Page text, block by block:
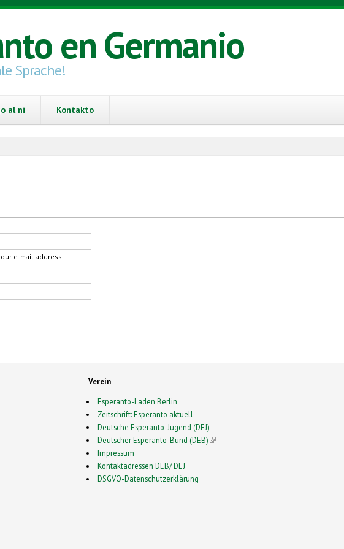
en Germanio
Sprache!
al ni Kontakto
e-mail address.
Verein
Esperanto-Laden Berlin
Zeitschrift: Esperanto aktuell
Deutsche Esperanto-Jugend (DEJ)
Deutscher Esperanto-Bund (DEB)(link is external)
Impressum
Kontaktadressen DEB/ DEJ
DSGVO-Datenschutzerklärung